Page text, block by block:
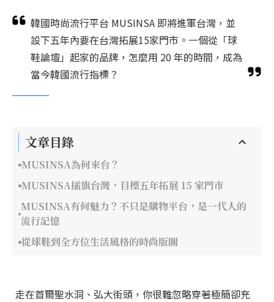
韓國時尚流行平台 MUSINSA 即將進軍台灣，並
設下五年內要在台灣拓展15家門市。一個從「球
鞋論壇」起家的品牌，怎麼用 20 年的時間，成為
當今韓國流行指標？
文章目錄
MUSINSA為何來台？
MUSINSA插旗台灣，目標五年拓展 15 家門市
MUSINSA有何魅力？不只是購物平台，是一代人的
流行記憶
從球鞋到全方位生活風格的時尚版圖
走在首爾聖水洞、弘大街頭，你很難忽略穿著極簡卻充